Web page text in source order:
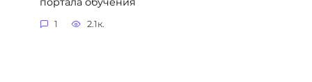
1 2.1к.